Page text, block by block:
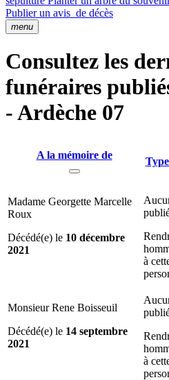
Publier un avis de décès
menu
Consultez les
funéraires
- Ardèche 07
A la mémoire de
Madame Georgette Marcelle
Roux
Décédé(e) le 10 décembre
2021
à
Monsieur Rene Boisseuil
Décédé(e) le 14 septembre
2021
à